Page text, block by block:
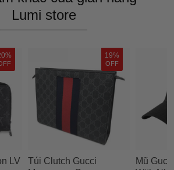
Lumi store
LV
19%
OFF
Túi Clutch Gucci
Mũ